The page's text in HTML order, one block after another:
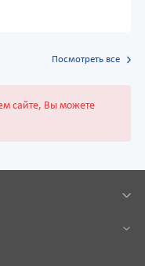
Посмотреть все
сайте, Вы можете